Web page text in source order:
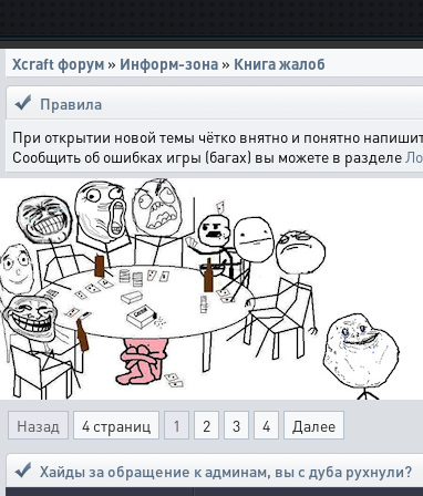
Xcraft форум » Информ-зона » Книга жалоб
Правила
При открытии новой темы чётко внятно и понятно
Сообщить об ошибках игры (багах) вы можете в разделе
Назад 4 страниц 1 2 3 4 Далее
Хайды за обращение к админам, вы с дуба рухнули?